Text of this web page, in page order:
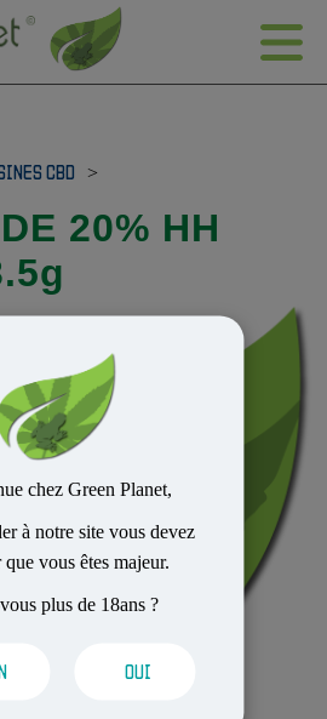
chez Green Planet,
à notre site vous devez
vous êtes majeur.
plus de 18ans ?
OUI
CBD >
20% HH